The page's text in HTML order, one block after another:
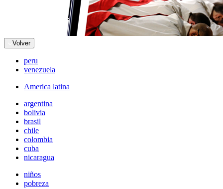
Volver
peru
venezuela
America latina
argentina
bolivia
brasil
chile
colombia
cuba
nicaragua
niños
pobreza